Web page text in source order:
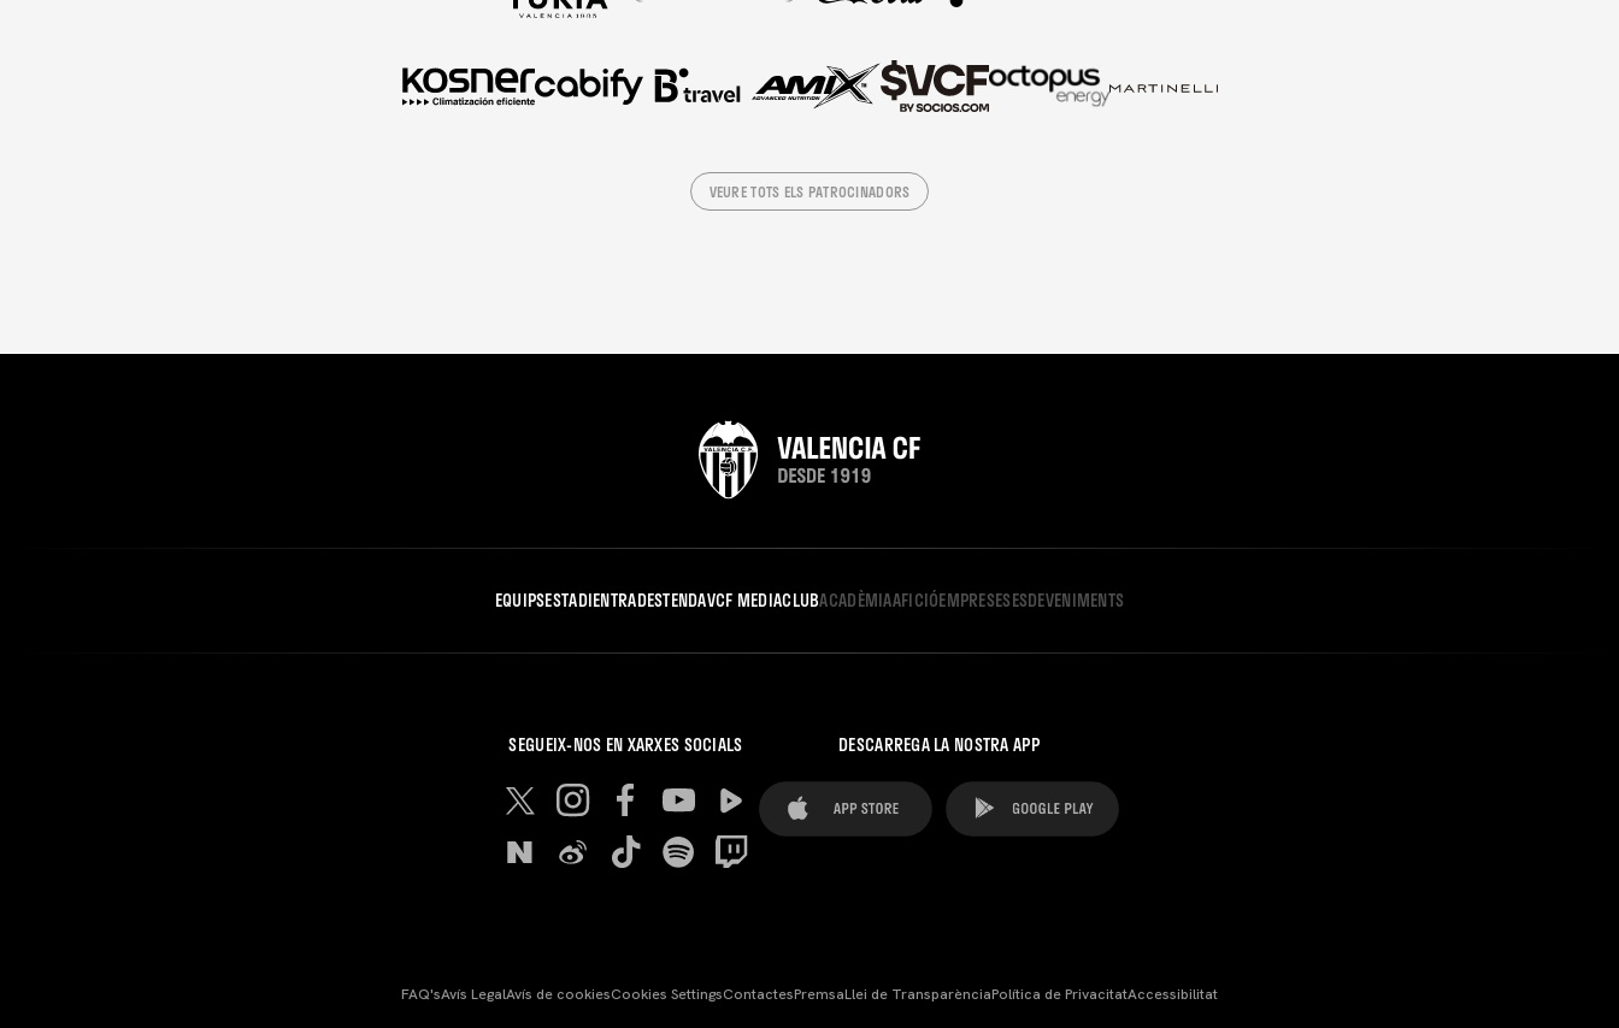
VEURE TOTS ELS PATROCINADORS
EQUIPSESTADIENTRADESTENDAVCF MEDIACLUBACADÈMIAAFICIÓEMPRESESESDEVENIMENTS
SEGUEIX-NOS EN XARXES SOCIALS DESCARREGA LA NOSTRA APP
FAQ'sAvís LegalAvís de cookiesCookies SettingsContactesPremsaLlei de TransparènciaPolítica de PrivacitatAccessibilitat